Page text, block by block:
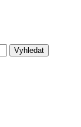
Vyhledat